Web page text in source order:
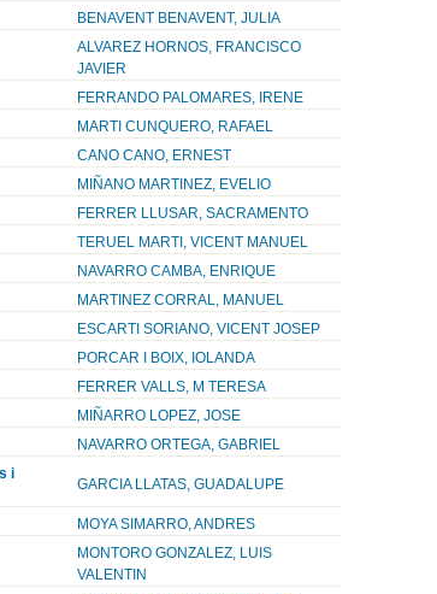
BENAVENT BENAVENT, JULIA
ALVAREZ HORNOS, FRANCISCO
JAVIER
FERRANDO PALOMARES, IRENE
MARTI CUNQUERO, RAFAEL
CANO CANO, ERNEST
MIÑANO MARTINEZ, EVELIO
FERRER LLUSAR, SACRAMENTO
TERUEL MARTI, VICENT MANUEL
NAVARRO CAMBA, ENRIQUE
MARTINEZ CORRAL, MANUEL
ESCARTI SORIANO, VICENT JOSEP
PORCAR I BOIX, IOLANDA
FERRER VALLS, M TERESA
MIÑARRO LOPEZ, JOSE
NAVARRO ORTEGA, GABRIEL
i
GARCIA LLATAS, GUADALUPE
MOYA SIMARRO, ANDRES
MONTORO GONZALEZ, LUIS
VALENTIN